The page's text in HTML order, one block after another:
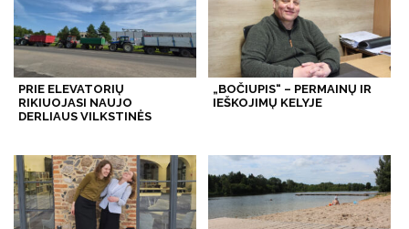
PRIE ELEVATORIŲ
RIKIUOJASI NAUJO
DERLIAUS VILKSTINĖS
„BOČIUPIS“ – PERMAINŲ IR
IEŠKOJIMŲ KELYJE